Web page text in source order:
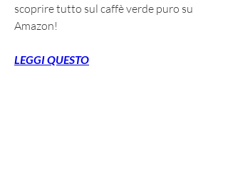
scoprire tutto sul caffè verde puro su
Amazon!
LEGGI QUESTO